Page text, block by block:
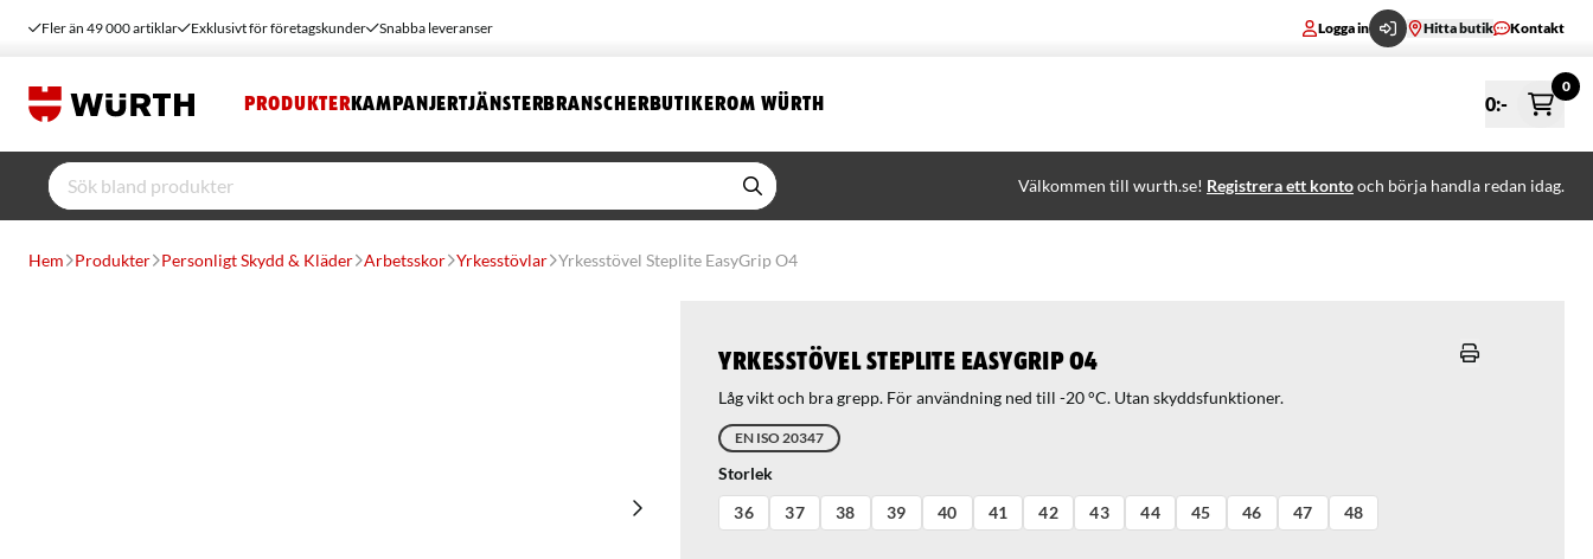
Fler än 49 000 artiklar Exklusivt för företagskunder Snabba leveranser Logga in Hitta butik Kontakt
PRODUKTER KAMPANJERTJÄNSTERBRANSCHERBUTIKEROM WÜRTH 0:-
0
Välkommen till wurth.se! Registrera ett kontooch börja handla redan idag.
Hem Produkter Personligt Skydd & Kläder Arbetsskor Yrkesstövlar Yrkesstövel Steplite EasyGrip O4
Yrkesstövel Steplite EasyGrip O4
Låg vikt och bra grepp. För användning ned till -20 °C. Utan skyddsfunktioner.
EN ISO 20347
Storlek
36
37 38 39 40 41 42 43 44 45 46 47 48